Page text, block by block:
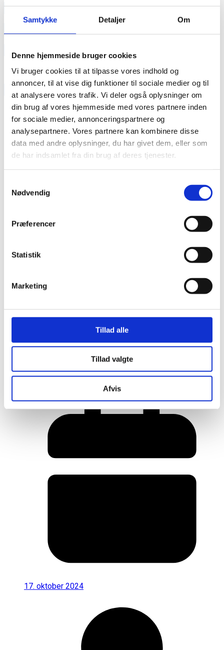
Samtykke Detaljer Om
Denne hjemmeside bruger cookies
Vi bruger cookies til at tilpasse vores indhold og
annoncer, til at vise dig funktioner til sociale medier og til
at analysere vores trafik. Vi deler også oplysninger om
din brug af vores hjemmeside med vores partnere inden
for sociale medier, annonceringspartnere og
analysepartnere. Vores partnere kan kombinere disse
data med andre oplysninger, du har givet dem, eller som
de har indsamlet fra din brug af deres tjenester.
Nødvendig
Præferencer
Statistik
Marketing
Tillad alle
Tillad valgte
Afvis
annonce
Like us
RAINBOW BUSINESS DENMARK
Her er alle vinderne fra årets Danish
Rainbow Awards
17. oktober 2024